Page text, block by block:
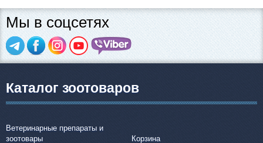
Мы в соцсетях
Каталог зоотоваров
Ветеринарные препараты и
зоотовары
Корзина